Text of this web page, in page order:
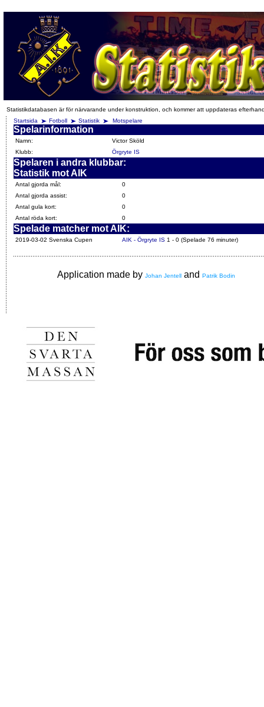
Statistikdatabasen är för närvarande under konstruktion, och kommer att uppdateras
Startsida
Fotboll Statistik Motspelare
Spelarinformation
Namn:
Victor Sköld
Klubb:
Örgryte IS
Spelaren i andra klubbar:
Statistik mot AIK
Antal gjorda mål:
0
Antal gjorda assist:
0
Antal gula kort:
0
Antal röda kort:
0
Spelade matcher mot AIK:
2019-03-02 Svenska Cupen AIK - Örgryte IS 1 - 0 (Spelade 76 minuter)
Application made by Johan Jentell and Patrik Bodin